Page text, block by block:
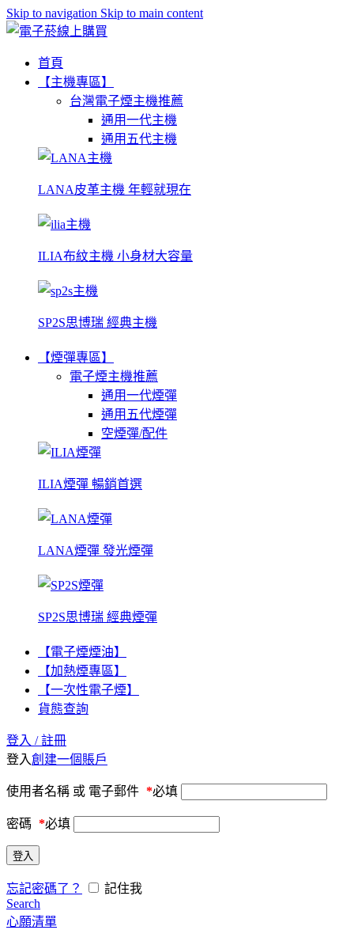
Skip to navigation Skip to main content
首頁
【主機專區】
台灣電子煙主機推薦
通用一代主機
通用五代主機
LANA皮革主機 年輕就現在
ILIA布紋主機 小身材大容量
SP2S思博瑞 經典主機
【煙彈專區】
電子煙主機推薦
通用一代煙彈
通用五代煙彈
空煙彈/配件
ILIA煙彈 暢銷首選
LANA煙彈 發光煙彈
SP2S思博瑞 經典煙彈
【電子煙煙油】
【加熱煙專區】
【一次性電子煙】
貨態查詢
登入 / 註冊
登入創建一個賬戶
使用者名稱 或 電子郵件 *必填
密碼 *必填
登入
忘記密碼了？
記住我
Search
心願清單